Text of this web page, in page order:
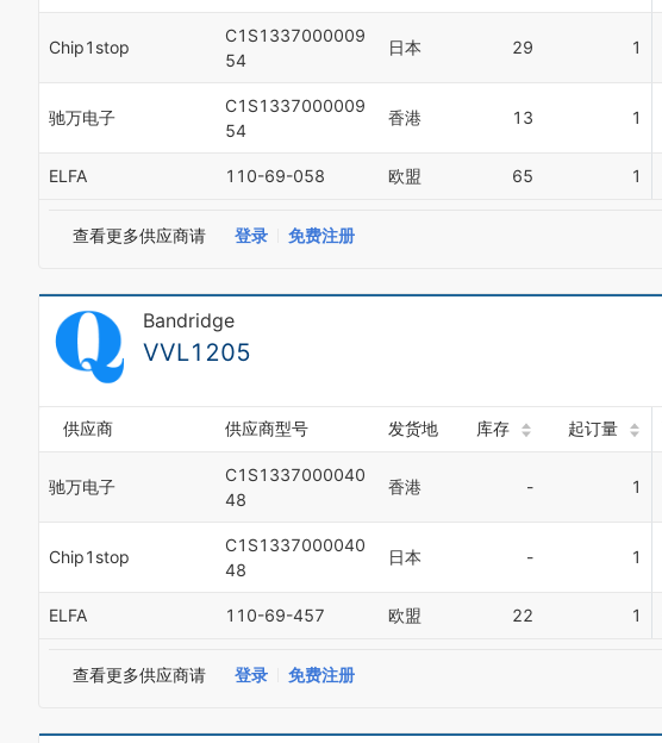
Chip1stop
C1S1337000009
54
日本 29 1
驰万电子
C1S1337000009
54
香港 13 1
ELFA 110-69-058 欧盟 65 1
查看更多供应商请 登录 免费注册
Bandridge
VVL1205
供应商 供应商型号 发货地 库存 起订量
驰万电子
C1S1337000040
48
香港 - 1
Chip1stop
C1S1337000040
48
日本 - 1
ELFA 110-69-457 欧盟 22 1
查看更多供应商请 登录 免费注册